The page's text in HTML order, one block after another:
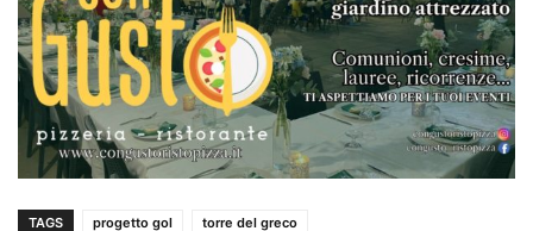
TAGS progetto gol torre del greco